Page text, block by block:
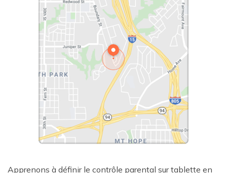
Apprenons à définir le contrôle parental sur tablette en